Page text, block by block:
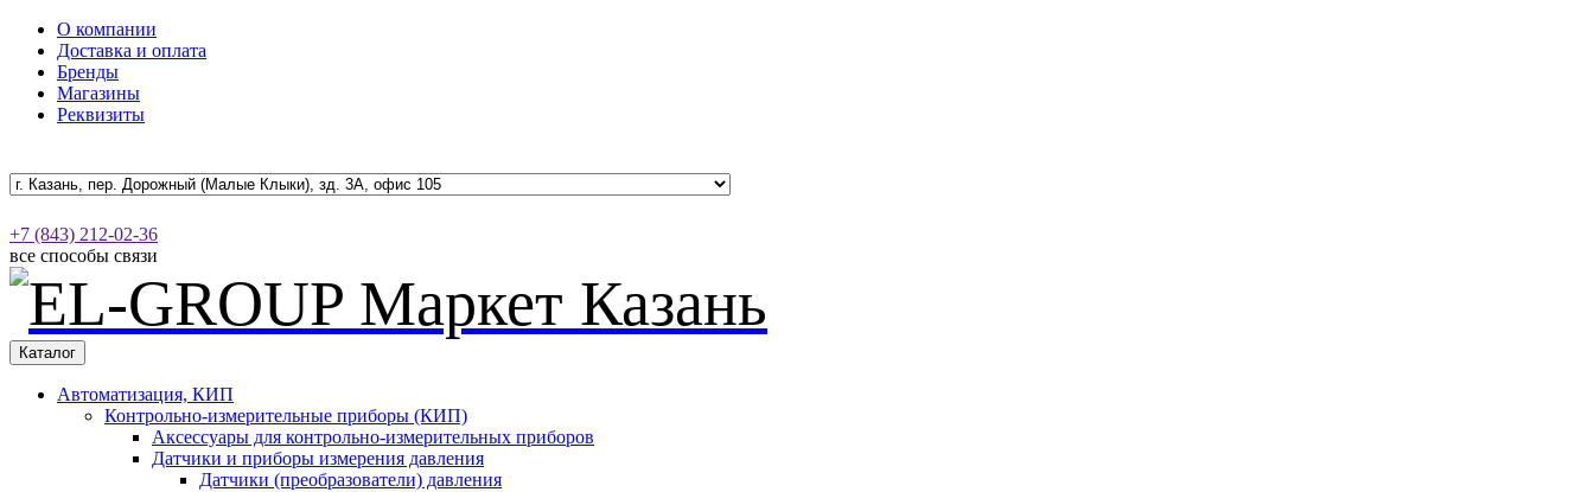
О компании
Доставка и оплата
Бренды
Магазины
Реквизиты
+7 (843) 212-02-36
все способы связи
Каталог
Автоматизация, КИП
Контрольно-измерительные приборы (КИП)
Аксессуары для контрольно-измерительных приборов
Датчики и приборы измерения давления
Датчики (преобразователи) давления